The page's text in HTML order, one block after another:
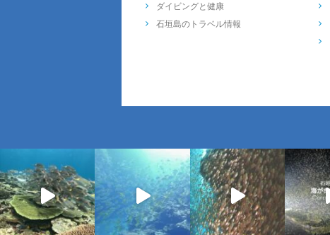
ダイビングと健康
石垣島のトラベル情報